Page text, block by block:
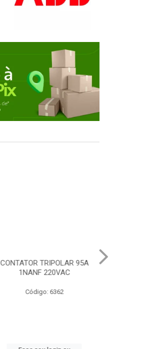
CONTATOR TRIPOLAR 95A
1NANF 220VAC
Código: 6362